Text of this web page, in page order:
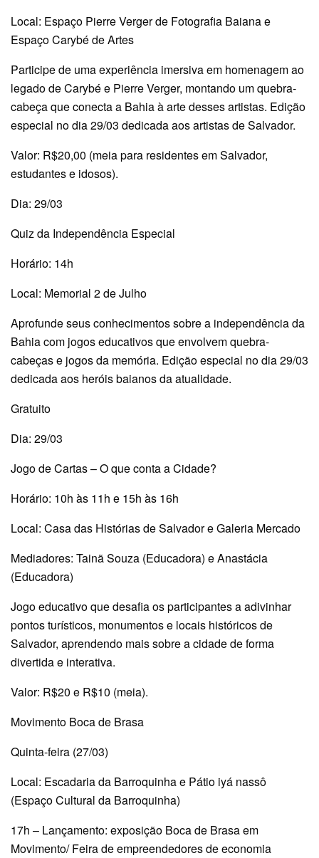
Local: Espaço Pierre Verger de Fotografia Baiana e
Espaço Carybé de Artes
Participe de uma experiência imersiva em homenagem ao
legado de Carybé e Pierre Verger, montando um quebra-
cabeça que conecta a Bahia à arte desses artistas. Edição
especial no dia 29/03 dedicada aos artistas de Salvador.
Valor: R$20,00 (meia para residentes em Salvador,
estudantes e idosos).
Dia: 29/03
Quiz da Independência Especial
Horário: 14h
Local: Memorial 2 de Julho
Aprofunde seus conhecimentos sobre a independência da
Bahia com jogos educativos que envolvem quebra-
cabeças e jogos da memória. Edição especial no dia 29/03
dedicada aos heróis baianos da atualidade.
Gratuito
Dia: 29/03
Jogo de Cartas – O que conta a Cidade?
Horário: 10h às 11h e 15h às 16h
Local: Casa das Histórias de Salvador e Galeria Mercado
Mediadores: Tainã Souza (Educadora) e Anastácia
(Educadora)
Jogo educativo que desafia os participantes a adivinhar
pontos turísticos, monumentos e locais históricos de
Salvador, aprendendo mais sobre a cidade de forma
divertida e interativa.
Valor: R$20 e R$10 (meia).
Movimento Boca de Brasa
Quinta-feira (27/03)
Local: Escadaria da Barroquinha e Pátio iyá nassô
(Espaço Cultural da Barroquinha)
17h – Lançamento: exposição Boca de Brasa em
Movimento/ Feira de empreendedores de economia